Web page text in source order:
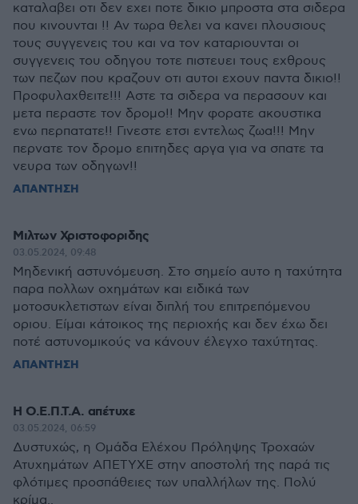
καταλαβει οτι δεν εχει ποτε δικιο μπροστα στα σιδερα
που κινουνται !! Αν τωρα θελει να κανει πλουσιους
τους συγγενεις του και να τον καταριουνται οι
συγγενεις του οδηγου τοτε πιστευει τους εχθρους
των πεζων που κραζουν οτι αυτοι εχουν παντα δικιο!!
Προφυλαχθειτε!!! Αστε τα σιδερα να περασουν και
μετα περαστε τον δρομο!! Μην φορατε ακουστικα
ενω περπατατε!! Γινεστε ετσι εντελως ζωα!!! Μην
περνατε τον δρομο επιτηδες αργα για να σπατε τα
νευρα των οδηγων!!
ΑΠΑΝΤΗΣΗ
Μιλτων Χριστοφοριδης
03.05.2024, 09:48
Μηδενική αστυνόμευση. Στο σημείο αυτο η ταχύτητα
παρα πολλων οχημάτων και ειδικά των
μοτοσυκλετιστων είναι διπλή του επιτρεπόμενου
οριου. Είμαι κάτοικος της περιοχής και δεν έχω δει
ποτέ αστυνομικούς να κάνουν έλεγχο ταχύτητας.
ΑΠΑΝΤΗΣΗ
Η Ο.Ε.Π.Τ.Α. απέτυχε
03.05.2024, 06:59
Δυστυχώς, η Ομάδα Ελέχου Πρόληψης Τροχαών
Ατυχημάτων ΑΠΕΤΥΧΕ στην αποστολή της παρά τις
φλότιμες προσπάθειες των υπαλλήλων της. Πολύ
κρίμα..